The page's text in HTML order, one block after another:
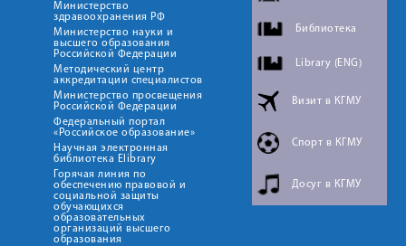
Министерство
здравоохранения РФ
Министерство науки и
высшего образования
Российской Федерации
Методический центр
аккредитации специалистов
Министерство просвещения
Российской Федерации
Федеральный портал
«Российское образование»
Научная электронная
библиотека Elibrary
Горячая линия по
обеспечению правовой и
социальной защиты
обучающихся
образовательных
организаций высшего
образования
Библиотека
Library (ENG)
Визит в КГМУ
Спорт в КГМУ
Досуг в КГМУ